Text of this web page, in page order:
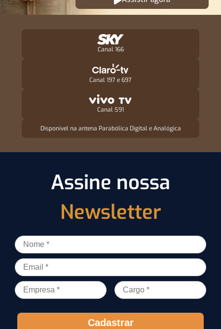
Canal 166
Canal 197 e 697
Canal 591
Disponível na antena Parabólica Digital e Analógica
Assine nossa
Newsletter
Cadastrar